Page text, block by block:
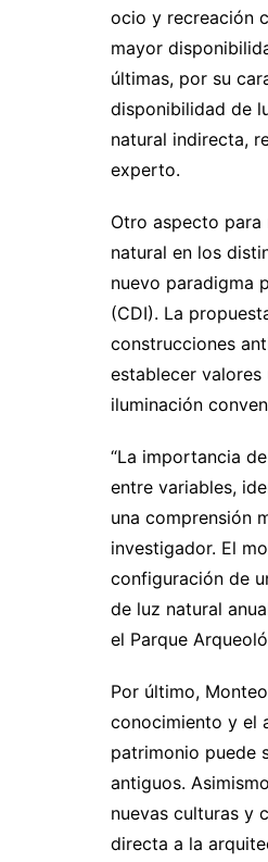
ocio y recreación
mayor
últimas, por su
disponibilidad de
natural indirecta,
experto.
Otro aspecto
natural en los
nuevo paradigma
(CDI). La
construcciones
establecer
iluminación
“La importancia
entre variables,
una comprensión
investigador. El
configuración de
de luz natural
el Parque
Por último,
conocimiento y el
patrimonio puede
antiguos.
nuevas culturas y
directa a la